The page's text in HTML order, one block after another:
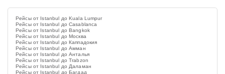
Рейсы от Istanbul до Kuala Lumpur
Рейсы от Istanbul до Casablanca
Рейсы от Istanbul до Bangkok
Рейсы от Istanbul до Москва
Рейсы от Istanbul до Каппадокия
Рейсы от Istanbul до Амман
Рейсы от Istanbul до Анталья
Рейсы от Istanbul до Trabzon
Рейсы от Istanbul до Даламан
Рейсы от Istanbul до Багдад